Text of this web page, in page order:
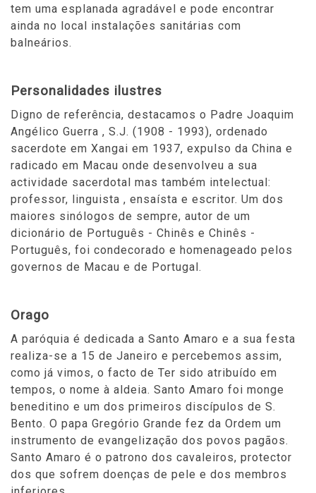
tem uma esplanada agradável e pode encontrar
ainda no local instalações sanitárias com
balneários.
Personalidades ilustres
Digno de referência, destacamos o Padre Joaquim
Angélico Guerra , S.J. (1908 - 1993), ordenado
sacerdote em Xangai em 1937, expulso da China e
radicado em Macau onde desenvolveu a sua
actividade sacerdotal mas também intelectual:
professor, linguista , ensaísta e escritor. Um dos
maiores sinólogos de sempre, autor de um
dicionário de Português - Chinês e Chinês -
Português, foi condecorado e homenageado pelos
governos de Macau e de Portugal.
Orago
A paróquia é dedicada a Santo Amaro e a sua festa
realiza-se a 15 de Janeiro e percebemos assim,
como já vimos, o facto de Ter sido atribuído em
tempos, o nome à aldeia. Santo Amaro foi monge
beneditino e um dos primeiros discípulos de S.
Bento. O papa Gregório Grande fez da Ordem um
instrumento de evangelização dos povos pagãos.
Santo Amaro é o patrono dos cavaleiros, protector
dos que sofrem doenças de pele e dos membros